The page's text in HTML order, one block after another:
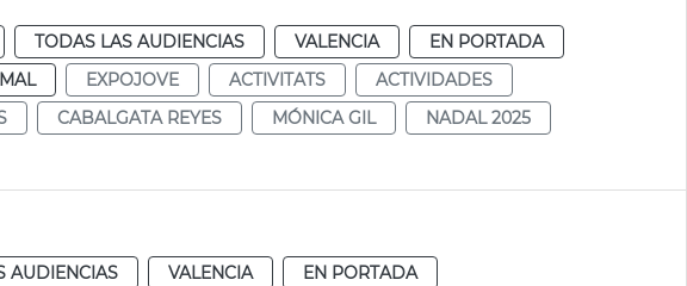
TODAS LAS AUDIENCIAS VALENCIA
EN PORTADA
EXPOJOVE ACTIVITATS
ACTIVIDADES
CABALGATA REYES MÓNICA GIL
NADAL 2025
AUDIENCIAS VALENCIA
EN PORTADA